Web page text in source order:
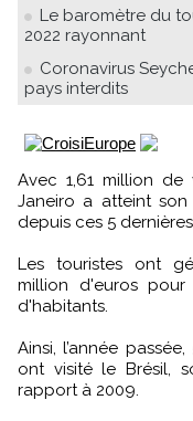
Le baromètre du
2022 rayonnant
Coronavirus
pays interdits
Avec 1,61 million de visiteurs étrangers en 2010, Rio de
Janeiro a atteint
depuis ces 5
Les touristes ont
million d'euros
d'habitants.
Ainsi, l’année
ont visité le Brésil,
rapport à 2009.